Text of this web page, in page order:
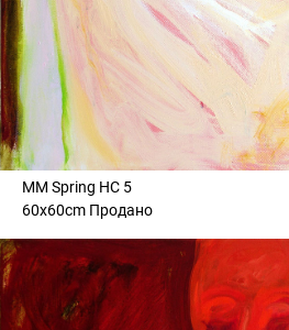
MM Spring HC 5
60x60cm Продано